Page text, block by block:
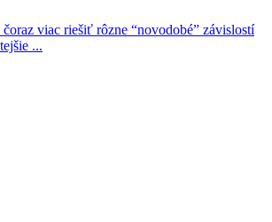
viac riešiť rôzne “novodobé” závislostí
...